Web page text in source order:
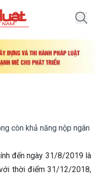
còn khả năng nộp ngân
đến ngày 31/8/2019 là
thời điểm 31/12/2018,